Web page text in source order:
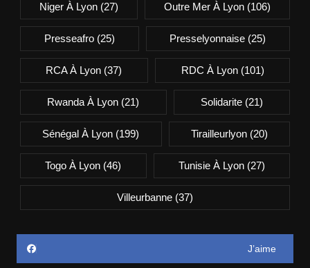
Niger À Lyon(27) Outre Mer À Lyon (106)
Presseafro(25) Presselyonnaise (25)
RCA À Lyon (37) RDC À Lyon(101)
Rwanda À Lyon (21) Solidarite(21)
Sénégal À Lyon (199) Tirailleurlyon(20)
Togo À Lyon (46) Tunisie À Lyon(27)
Villeurbanne(37)
J’aime